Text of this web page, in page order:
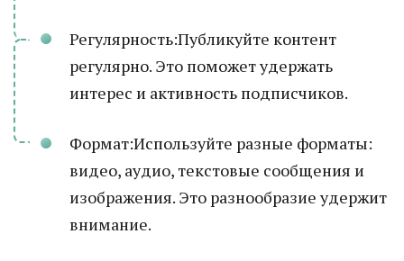
Регулярность:Публикуйте контент
регулярно. Это поможет удержать
интерес и активность подписчиков.
Формат:Используйте разные форматы:
видео, аудио, текстовые сообщения и
изображения. Это разнообразие удержит
внимание.